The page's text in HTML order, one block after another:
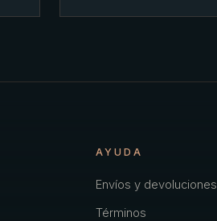
AYUDA
Envíos y devoluciones
Términos